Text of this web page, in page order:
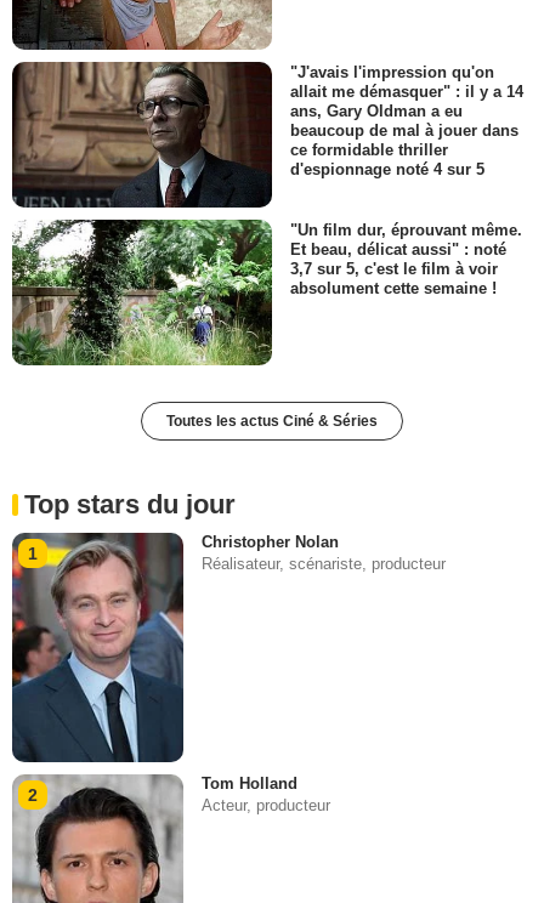
"J'avais l'impression qu'on
allait me démasquer" : il y a 14
ans, Gary Oldman a eu
beaucoup de mal à jouer dans
ce formidable thriller
d'espionnage noté 4 sur 5
"Un film dur, éprouvant même.
Et beau, délicat aussi" : noté
3,7 sur 5, c'est le film à voir
absolument cette semaine !
Toutes les actus Ciné & Séries
Top stars du jour
1
Christopher Nolan
Réalisateur, scénariste, producteur
2
Tom Holland
Acteur, producteur